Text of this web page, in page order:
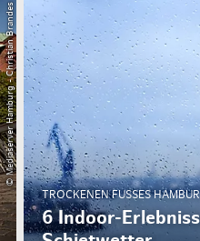
© Mediaserver Hamburg - Christian Brandes
TROCKENEN FUSSES
6 Indoor-